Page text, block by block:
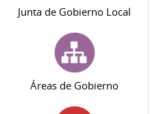
Junta de Gobierno Local
Áreas de Gobierno